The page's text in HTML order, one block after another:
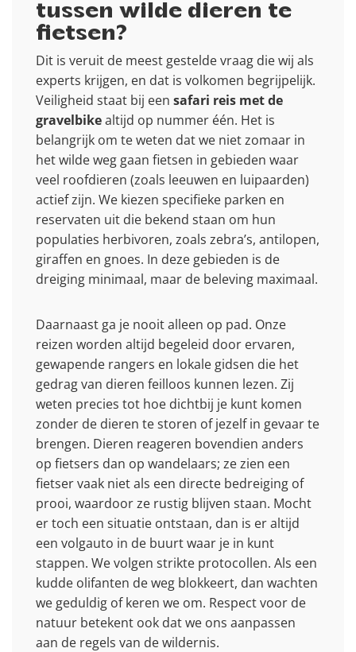
tussen wilde dieren te
fietsen?
Dit is veruit de meest gestelde vraag die wij als
experts krijgen, en dat is volkomen begrijpelijk.
Veiligheid staat bij een safari reis met de
gravelbikealtijd op nummer één. Het is
belangrijk om te weten dat we niet zomaar in
het wilde weg gaan fietsen in gebieden waar
veel roofdieren (zoals leeuwen en luipaarden)
actief zijn. We kiezen specifieke parken en
reservaten uit die bekend staan om hun
populaties herbivoren, zoals zebra’s, antilopen,
giraffen en gnoes. In deze gebieden is de
dreiging minimaal, maar de beleving maximaal.
Daarnaast ga je nooit alleen op pad. Onze
reizen worden altijd begeleid door ervaren,
gewapende rangers en lokale gidsen die het
gedrag van dieren feilloos kunnen lezen. Zij
weten precies tot hoe dichtbij je kunt komen
zonder de dieren te storen of jezelf in gevaar te
brengen. Dieren reageren bovendien anders
op fietsers dan op wandelaars; ze zien een
fietser vaak niet als een directe bedreiging of
prooi, waardoor ze rustig blijven staan. Mocht
er toch een situatie ontstaan, dan is er altijd
een volgauto in de buurt waar je in kunt
stappen. We volgen strikte protocollen. Als een
kudde olifanten de weg blokkeert, dan wachten
we geduldig of keren we om. Respect voor de
natuur betekent ook dat we ons aanpassen
aan de regels van de wildernis.